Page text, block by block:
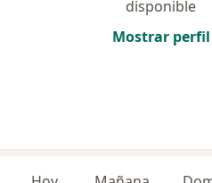
disponible
Mostrar perfil